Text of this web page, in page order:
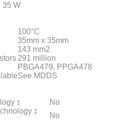
35 W
100°C
35mm x 35mm
143 mm2
291 million
PBGA479, PPGA478
See MDDS
‡
No
‡
No